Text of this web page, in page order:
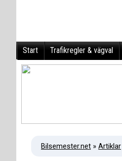
Start Trafikregler & vägval
Bilsemester.net » Artiklar